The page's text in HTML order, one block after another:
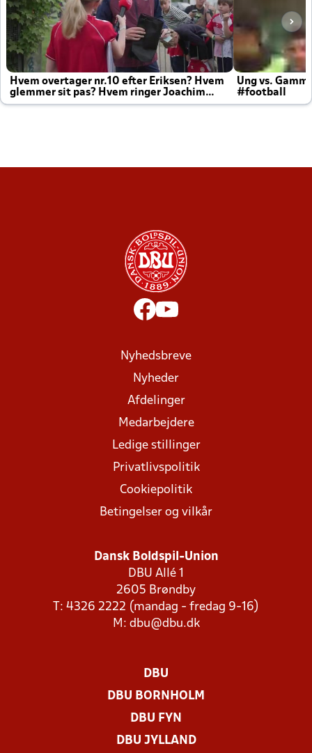
Hvem overtager nr.10 efter Eriksen? Hvem
glemmer sit pas? Hvem ringer Joachim
altid til efter kampe?
Ung vs.
#football
Nyhedsbreve
Nyheder
Afdelinger
Medarbejdere
Ledige stillinger
Privatlivspolitik
Cookiepolitik
Betingelser og vilkår
Dansk Boldspil-Union
DBU Allé 1
2605 Brøndby
T: 4326 2222 (mandag - fredag 9-16)
M: dbu@dbu.dk
DBU
DBU BORNHOLM
DBU FYN
DBU JYLLAND